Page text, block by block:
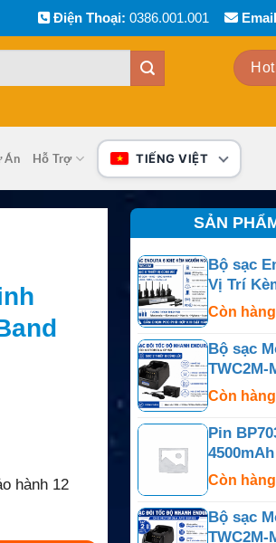
Điện Thoại: 0386.001.001
Án Hỗ Trợ TIẾNG VIỆT
hành 12
SẢN
Bộ sạc
Vị Trí
Nguồn
Còn hàng
Bộ sạc
TWC2M-
Cho
Còn hàng
Pin
Cho Bộ
Còn hàng
Bộ sạc
TWC2M-